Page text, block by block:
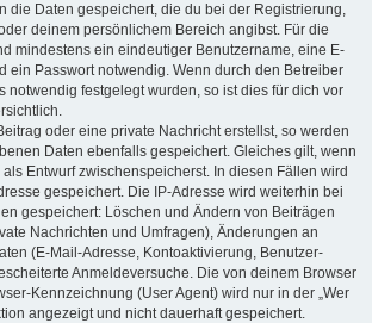
die Daten gespeichert, die du bei der Registrierung,
deinem persönlichem Bereich angibst. Für die
mindestens ein eindeutiger Benutzername, eine E-
ein Passwort notwendig. Wenn durch den Betreiber
notwendig festgelegt wurden, so ist dies für dich vor
oder eine private Nachricht erstellst, so werden
Daten ebenfalls gespeichert. Gleiches gilt, wenn
Entwurf zwischenspeicherst. In diesen Fällen wird
gespeichert. Die IP-Adresse wird weiterhin bei
gespeichert: Löschen und Ändern von Beiträgen
Nachrichten und Umfragen), Änderungen an
(E-Mail-Adresse, Kontoaktivierung, Benutzer-
Anmeldeversuche. Die von deinem Browser
Kennzeichnung (User Agent) wird nur in der „Wer
angezeigt und nicht dauerhaft gespeichert.